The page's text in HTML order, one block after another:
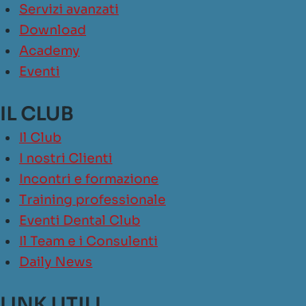
Servizi avanzati
Download
Academy
Eventi
IL CLUB
Il Club
I nostri Clienti
Incontri e formazione
Training professionale
Eventi Dental Club
Il Team e i Consulenti
Daily News